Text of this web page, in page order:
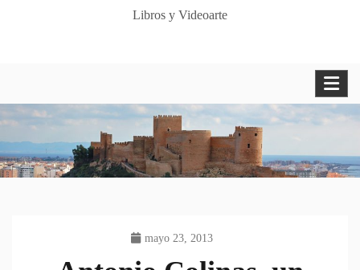
Libros y Videoarte
mayo 23, 2013